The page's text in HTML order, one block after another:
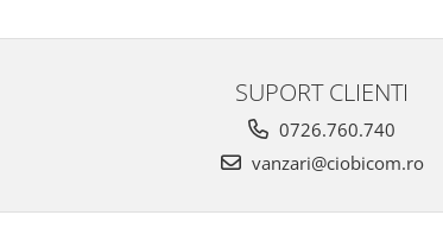
SUPORT CLIENTI
0726.760.740
vanzari@ciobicom.ro